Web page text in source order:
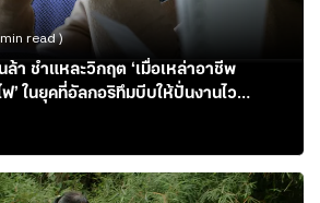
min read )
า ชำแหละวิกฤต ‘เมื่อเหล่าอาชีพ
’ ในยุคที่อัลกอริทึมบีบให้ปั่นงานไว
ค่าหรือความหมายต่อสังคม